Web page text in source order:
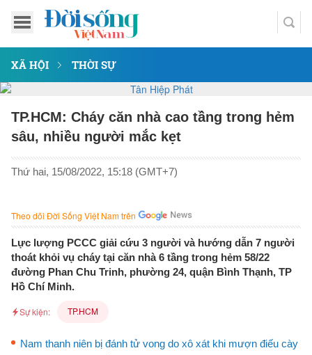
XÃ HỘI THỜI SỰ
TP.HCM: Cháy căn nhà cao tầng trong hẻm
sâu, nhiều người mắc kẹt
Thứ hai, 15/08/2022, 15:18 (GMT+7)
Theo dõi Đời Sống Việt Nam trên
Lực lượng PCCC giải cứu 3 người và hướng dẫn 7 người
thoát khỏi vụ cháy tại căn nhà 6 tầng trong hẻm 58/22
đường Phan Chu Trinh, phường 24, quận Bình Thạnh, TP
Hồ Chí Minh.
Sự kiện: TP.HCM
Nam thanh niên bị đánh tử vong do xô xát khi mượn điếu cày